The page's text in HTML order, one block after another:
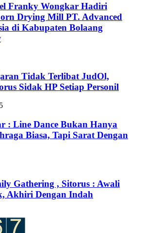
Franky Wongkar Hadiri
Drying Mill PT. Advanced
di Kabupaten Bolaang
Tidak Terlibat JudOl,
Sidak HP Setiap Personil
: Line Dance Bukan Hanya
Biasa, Tapi Sarat Dengan
Gathering , Sitorus : Awali
Akhiri Dengan Indah